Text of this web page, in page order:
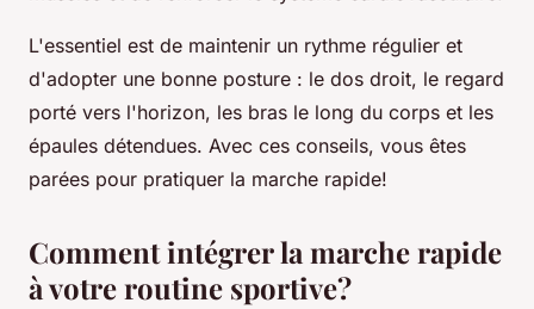
L'essentiel est de maintenir un rythme régulier et
d'adopter une bonne posture : le dos droit, le regard
porté vers l'horizon, les bras le long du corps et les
épaules détendues. Avec ces conseils, vous êtes
parées pour pratiquer la marche rapide!
Comment intégrer la marche rapide
à votre routine sportive?